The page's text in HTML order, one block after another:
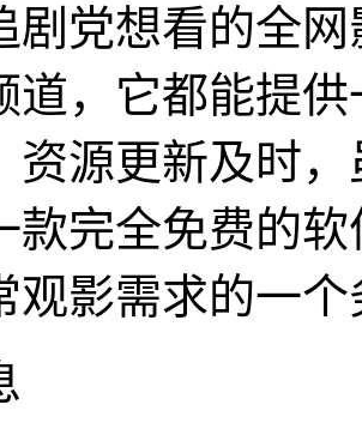
剧党想看的全
道，它都能提
资源更新及时
款完全免费的
观影需求的一